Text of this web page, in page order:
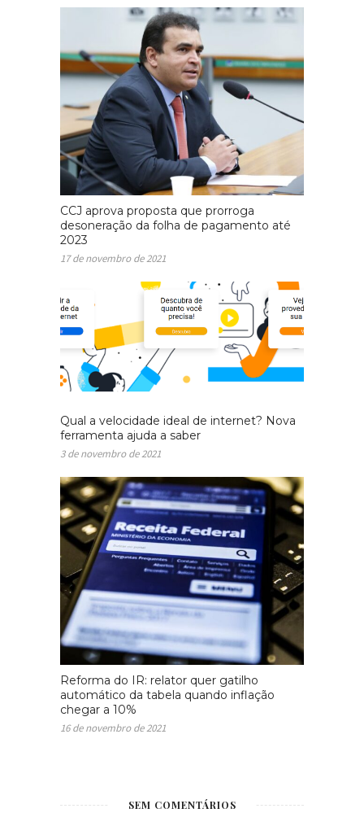
CCJ aprova proposta que prorroga
desoneração da folha de pagamento até
2023
17 de novembro de 2021
Qual a velocidade ideal de internet? Nova
ferramenta ajuda a saber
3 de novembro de 2021
Reforma do IR: relator quer gatilho
automático da tabela quando inflação
chegar a 10%
16 de novembro de 2021
SEM COMENTÁRIOS